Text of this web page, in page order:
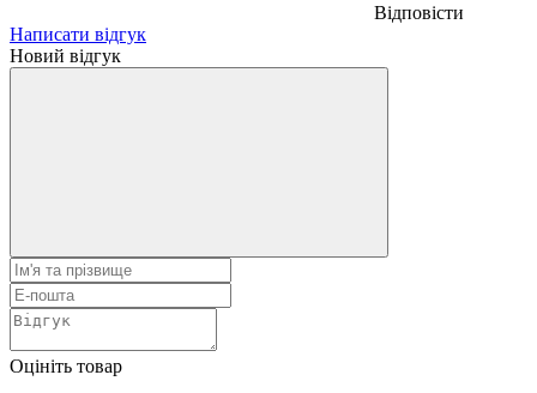
Відповісти
Написати відгук
Новий відгук
Оцініть товар